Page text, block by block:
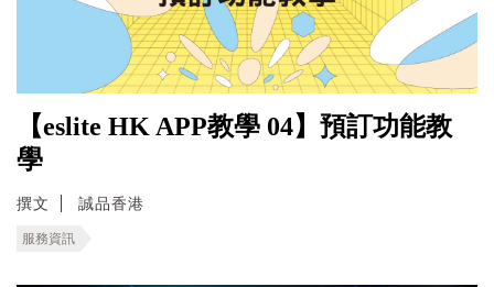
【eslite HK APP教學 04】預訂功能教
學
撰文 誠品香港
服務資訊